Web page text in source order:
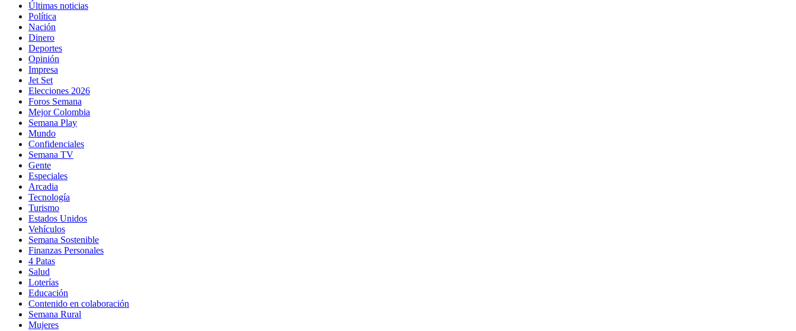
Últimas noticias
Política
Nación
Dinero
Deportes
Opinión
Impresa
Jet Set
Elecciones 2026
Foros Semana
Mejor Colombia
Semana Play
Mundo
Confidenciales
Semana TV
Gente
Especiales
Arcadia
Tecnología
Turismo
Estados Unidos
Vehículos
Semana Sostenible
Finanzas Personales
4 Patas
Salud
Loterías
Educación
Contenido en colaboración
Semana Rural
Mujeres